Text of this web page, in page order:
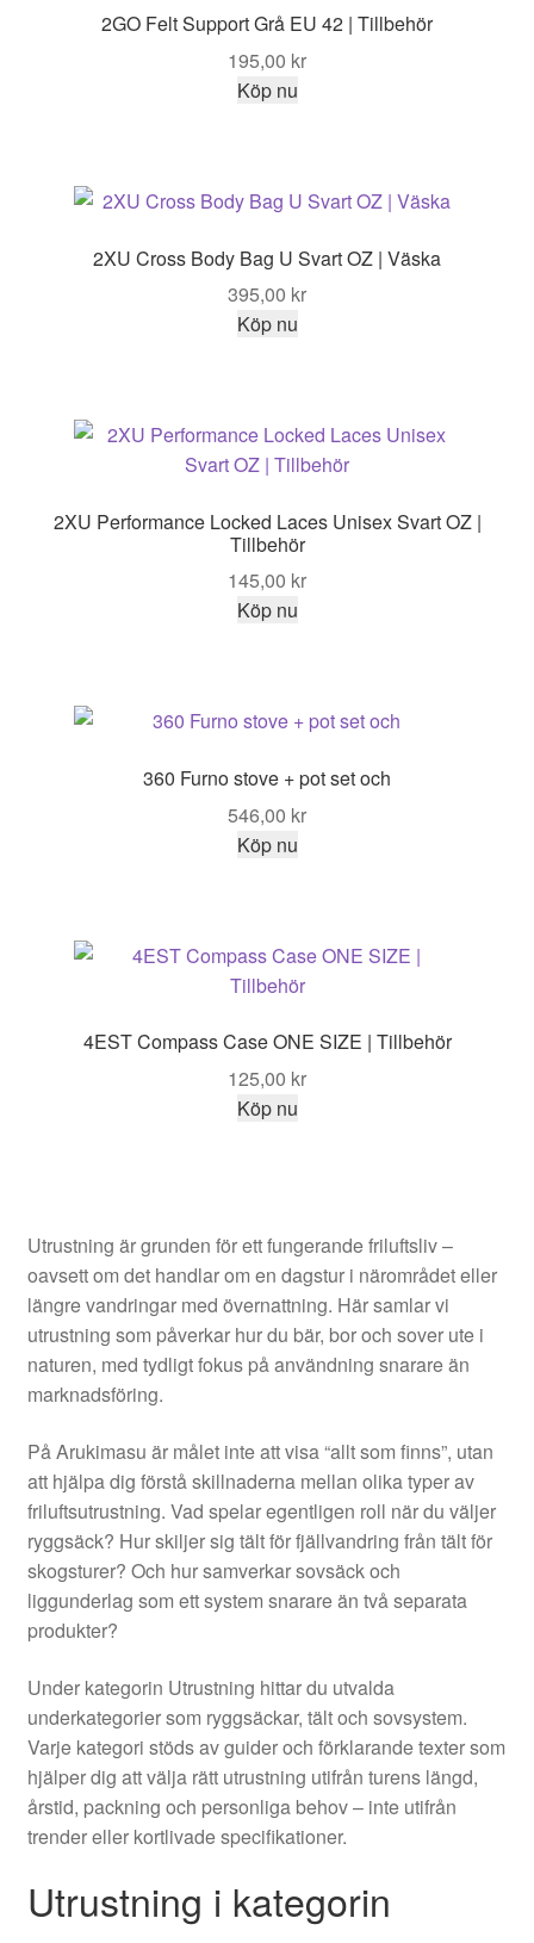
2GO Felt Support Grå EU 42 | Tillbehör
195,00 kr
Köp nu
2XU Cross Body Bag U Svart OZ | Väska
395,00 kr
Köp nu
2XU Performance Locked Laces Unisex Svart OZ |
Tillbehör
145,00 kr
Köp nu
360 Furno stove + pot set och
546,00 kr
Köp nu
4EST Compass Case ONE SIZE | Tillbehör
125,00 kr
Köp nu
Utrustning är grunden för ett fungerande friluftsliv –
oavsett om det handlar om en dagstur i närområdet eller
längre vandringar med övernattning. Här samlar vi
utrustning som påverkar hur du bär, bor och sover ute i
naturen, med tydligt fokus på användning snarare än
marknadsföring.
På Arukimasu är målet inte att visa “allt som finns”, utan
att hjälpa dig förstå skillnaderna mellan olika typer av
friluftsutrustning. Vad spelar egentligen roll när du väljer
ryggsäck? Hur skiljer sig tält för fjällvandring från tält för
skogsturer? Och hur samverkar sovsäck och
liggunderlag som ett system snarare än två separata
produkter?
Under kategorin Utrustning hittar du utvalda
underkategorier som ryggsäckar, tält och sovsystem.
Varje kategori stöds av guider och förklarande texter som
hjälper dig att välja rätt utrustning utifrån turens längd,
årstid, packning och personliga behov – inte utifrån
trender eller kortlivade specifikationer.
Utrustning i kategorin